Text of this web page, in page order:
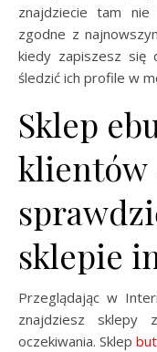
znajdziecie tam
zgodne z
kiedy zapiszesz się
śledzić ich profile w
Sklep
klientów
sklepie
Przeglądając w
znajdziesz sklepy
oczekiwania. Sklep